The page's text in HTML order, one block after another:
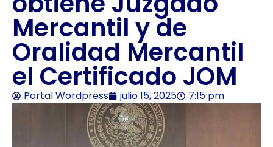
Mercantil y de
Oralidad Mercantil
el Certificado JOM
Portal Wordpress julio 15, 2025 7:15 pm